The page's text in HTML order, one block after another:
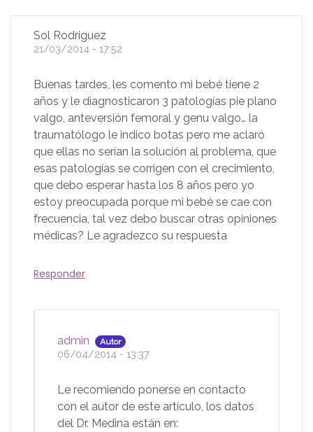
Sol Rodriguez
21/03/2014 - 17:52
Buenas tardes, les comento mi bebé tiene 2
años y le diagnosticaron 3 patologías pie plano
valgo, anteversión femoral y genu valgo… la
traumatólogo le indico botas pero me aclaró
que ellas no serían la solución al problema, que
esas patologías se corrigen con el crecimiento,
que debo esperar hasta los 8 años pero yo
estoy preocupada porque mi bebé se cae con
frecuencia, tal vez debo buscar otras opiniones
médicas? Le agradezco su respuesta
Responder
admin Autor
06/04/2014 - 13:37
Le recomiendo ponerse en contacto
con el autor de este artículo, los datos
del Dr. Medina están en: